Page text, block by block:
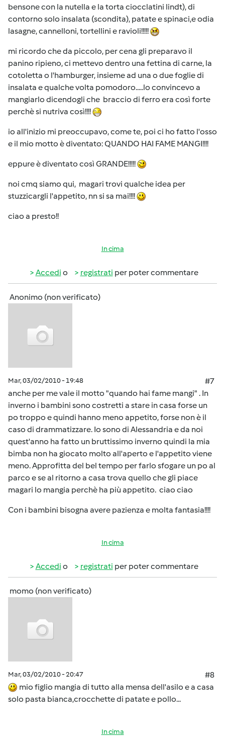
bensone con la nutella e la torta ciocclatini lindt), di
contorno solo insalata (scondita), patate e spinaci,e odia
lasagne, cannelloni, tortellini e ravioli!!!!!
mi ricordo che da piccolo, per cena gli preparavo il
panino ripieno, ci mettevo dentro una fettina di carne, la
cotoletta o l'hamburger, insieme ad una o due foglie di
insalata e qualche volta pomodoro.....lo convincevo a
mangiarlo dicendogli che braccio di ferro era così forte
perchè si nutriva così!!!!
io all'inizio mi preoccupavo, come te, poi ci ho fatto l'osso
e il mio motto è diventato: QUANDO HAI FAME MANGI!!!!
eppure è diventato così GRANDE!!!!!
noi cmq siamo qui, magari trovi qualche idea per
stuzzicargli l'appetito, nn si sa mai!!!!
ciao a presto!!
In cima
Accedi o registrati per poter commentare
Anonimo (non verificato)
Mar, 03/02/2010 - 19:48
#7
anche per me vale il motto "quando hai fame mangi" . In
inverno i bambini sono costretti a stare in casa forse un
po troppo e quindi hanno meno appetito, forse non è il
caso di drammatizzare. Io sono di Alessandria e da noi
quest'anno ha fatto un bruttissimo inverno quindi la mia
bimba non ha giocato molto all'aperto e l'appetito viene
meno. Approfitta del bel tempo per farlo sfogare un po al
parco e se al ritorno a casa trova quello che gli piace
magari lo mangia perchè ha più appetito. ciao ciao
Con i bambini bisogna avere pazienza e molta fantasia!!!!
In cima
Accedi o registrati per poter commentare
momo (non verificato)
Mar, 03/02/2010 - 20:47
#8
mio figlio mangia di tutto alla mensa dell'asilo e a casa
solo pasta bianca,crocchette di patate e pollo...
In cima